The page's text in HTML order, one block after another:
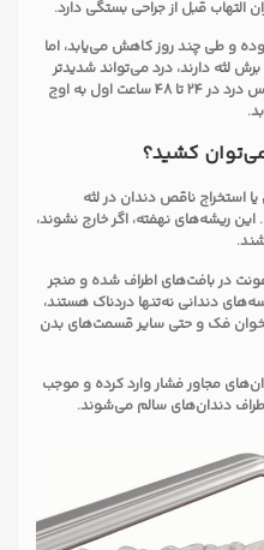
التهاب قبل از جراحی بستگی دارد.
و طی چند روز کاهش می‌یابد، اما
لثه دارند، درد می‌تواند شدیدتر
باشد و برای چند روز ادامه یابد. این احساس درد در 24 تا 48 ساعت اول به اوج
می‌توان کشید؟
ناقص دندان در لثه
این ریشه‌های نهفته، اگر خارج نشوند،
در بافت‌های اطراف شده و منجر
دندانی نه‌تنها دردناک هستند،
فک و حتی سایر قسمت‌های بدن
مجاور فشار وارد کرده و موجب
دندان‌های سالم می‌شوند.